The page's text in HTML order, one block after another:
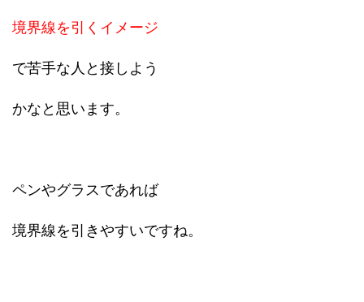
境界線を引くイメージ
で苦手な人と接しよう
かなと思います。
ペンやグラスであれば
境界線を引きやすいですね。